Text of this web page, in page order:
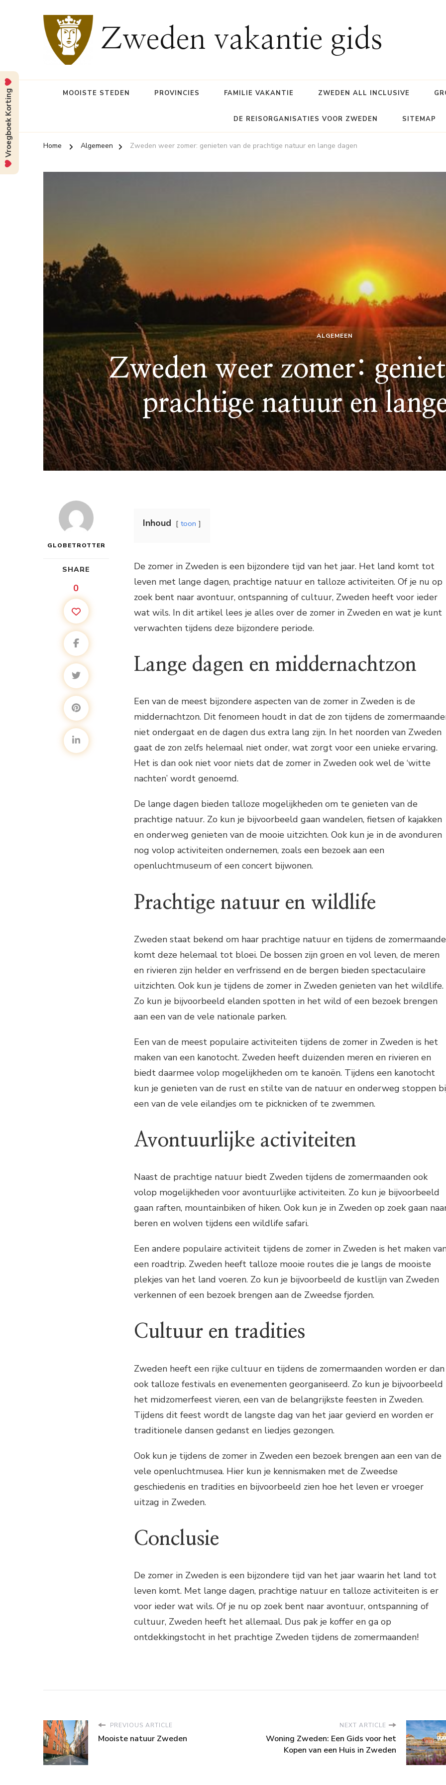
Zweden vakantie gids
MOOISTE STEDEN PROVINCIES FAMILIE VAKANTIE ZWEDEN ALL INCLUSIVE
DE REISORGANISATIES VOOR ZWEDEN SITEMAP
Home Algemeen Zweden weer zomer: genieten van de prachtige natuur en lange dagen
ALGEMEEN
Zweden weer zomer:
prachtige natuur en
GLOBETROTTER
SHARE
0
Inhoud toon
De zomer in Zweden is een bijzondere tijd van het jaar. Het land komt tot
leven met lange dagen, prachtige natuur en talloze activiteiten. Of je nu op
zoek bent naar avontuur, ontspanning of cultuur, Zweden heeft voor ieder
wat wils. In dit artikel lees je alles over de zomer in Zweden en wat je kunt
verwachten tijdens deze bijzondere periode.
Lange dagen en middernachtzon
Een van de meest bijzondere aspecten van de zomer in Zweden is de
middernachtzon. Dit fenomeen houdt in dat de zon tijdens de
niet ondergaat en de dagen dus extra lang zijn. In het noorden van Zweden
gaat de zon zelfs helemaal niet onder, wat zorgt voor een unieke ervaring.
Het is dan ook niet voor niets dat de zomer in Zweden ook wel de ‘witte
nachten’ wordt genoemd.
De lange dagen bieden talloze mogelijkheden om te genieten van de
prachtige natuur. Zo kun je bijvoorbeeld gaan wandelen, fietsen of kajakken
en onderweg genieten van de mooie uitzichten. Ook kun je in de avonduren
nog volop activiteiten ondernemen, zoals een bezoek aan een
openluchtmuseum of een concert bijwonen.
Prachtige natuur en wildlife
Zweden staat bekend om haar prachtige natuur en tijdens de
komt deze helemaal tot bloei. De bossen zijn groen en vol leven, de meren
en rivieren zijn helder en verfrissend en de bergen bieden spectaculaire
uitzichten. Ook kun je tijdens de zomer in Zweden genieten van het wildlife.
Zo kun je bijvoorbeeld elanden spotten in het wild of een bezoek brengen
aan een van de vele nationale parken.
Een van de meest populaire activiteiten tijdens de zomer in Zweden is het
maken van een kanotocht. Zweden heeft duizenden meren en rivieren en
biedt daarmee volop mogelijkheden om te kanoën. Tijdens een kanotocht
kun je genieten van de rust en stilte van de natuur en onderweg stoppen
een van de vele eilandjes om te picknicken of te zwemmen.
Avontuurlijke activiteiten
Naast de prachtige natuur biedt Zweden tijdens de zomermaanden ook
volop mogelijkheden voor avontuurlijke activiteiten. Zo kun je bijvoorbeeld
gaan raften, mountainbiken of hiken. Ook kun je in Zweden op zoek gaan
beren en wolven tijdens een wildlife safari.
Een andere populaire activiteit tijdens de zomer in Zweden is het maken
een roadtrip. Zweden heeft talloze mooie routes die je langs de mooiste
plekjes van het land voeren. Zo kun je bijvoorbeeld de kustlijn van Zweden
verkennen of een bezoek brengen aan de Zweedse fjorden.
Cultuur en tradities
Zweden heeft een rijke cultuur en tijdens de zomermaanden worden er dan
ook talloze festivals en evenementen georganiseerd. Zo kun je bijvoorbeeld
het midzomerfeest vieren, een van de belangrijkste feesten in Zweden.
Tijdens dit feest wordt de langste dag van het jaar gevierd en worden er
traditionele dansen gedanst en liedjes gezongen.
Ook kun je tijdens de zomer in Zweden een bezoek brengen aan een van de
vele openluchtmusea. Hier kun je kennismaken met de Zweedse
geschiedenis en tradities en bijvoorbeeld zien hoe het leven er vroeger
uitzag in Zweden.
Conclusie
De zomer in Zweden is een bijzondere tijd van het jaar waarin het land tot
leven komt. Met lange dagen, prachtige natuur en talloze activiteiten is er
voor ieder wat wils. Of je nu op zoek bent naar avontuur, ontspanning of
cultuur, Zweden heeft het allemaal. Dus pak je koffer en ga op
ontdekkingstocht in het prachtige Zweden tijdens de zomermaanden!
PREVIOUS ARTICLE
Mooiste natuur Zweden
NEXT ARTICLE
Woning Zweden: Een Gids voor het
Kopen van een Huis in Zweden
Vroegboek Korting